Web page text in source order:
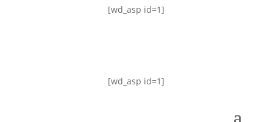
[wd_asp id=1]
[wd_asp id=1]